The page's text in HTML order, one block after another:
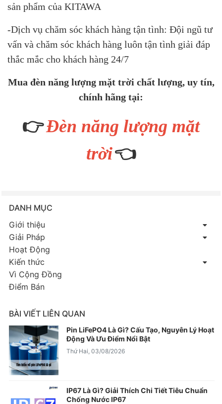
sản phẩm của KITAWA
-Dịch vụ chăm sóc khách hàng tận tình: Đội ngũ tư
vấn và chăm sóc khách hàng luôn tận tình giải đáp
thắc mắc cho khách hàng 24/7
Mua đèn năng lượng mặt trời chất lượng, uy tín,
chính hãng tại:
👉Đèn năng lượng mặt
trời👈
DANH MỤC
Giới thiệu
Giải Pháp
Hoạt Động
Kiến thức
Vì Cộng Đồng
Điểm Bán
BÀI VIẾT LIÊN QUAN
Pin LiFePO4 Là Gì? Cấu Tạo, Nguyên Lý Hoạt
Động Và Ưu Điểm Nổi Bật
Thứ Hai, 03/08/2026
IP67 Là Gì? Giải Thích Chi Tiết Tiêu Chuẩn
Chống Nước IP67